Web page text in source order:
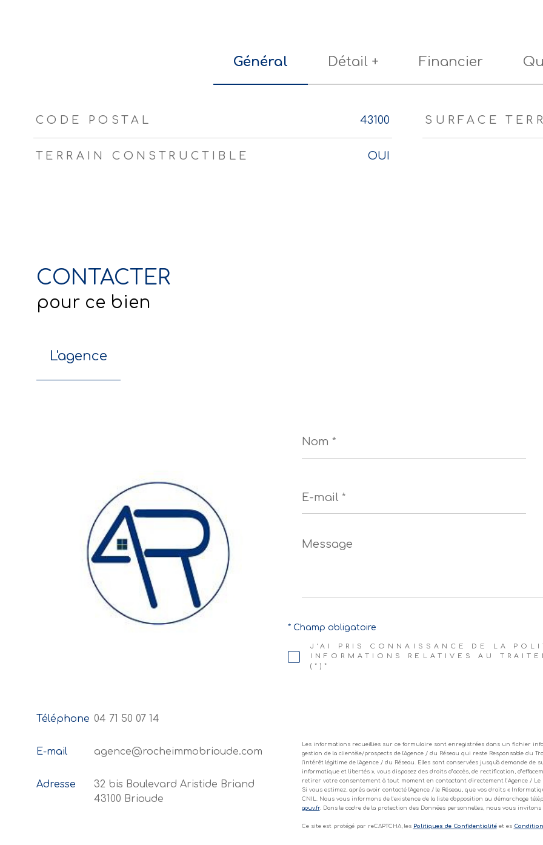
Général Détail + Financier
TRAD_ZEPHYR_Caracteristique
CODE POSTAL 43100 SURFACE
TERRAIN CONSTRUCTIBLE OUI
CONTACTER
pour ce bien
L'agence
Téléphone 04 71 50 07 14
E-mail agence@rocheimmobrioude.com
Adresse
32 bis Boulevard Aristide Briand
43100 Brioude
*
mail
*
Message
*
J'AI PRIS CONNAISSANCE DE LA
INFORMATIONS RELATIVES AU
(*)*
* Champ obligatoire
Les informations recueillies sur ce formulaire sont enregistrées dans un fichier
gestion de la clientèle/prospects de l'Agence / du Réseau qui reste Responsable du
l'intérêt légitime de l'Agence / du Réseau. Elles sont conservées jusqu'à demande de
informatique et libertés », vous disposez des droits d’accès, de rectification,
retirer votre consentement à tout moment en contactant directement l’Agence / Le
Si vous estimez, après avoir contacté l'Agence / le Réseau, que vos droits «
CNIL. Nous vous informons de l’existence de la liste d'opposition au démarchage
gouv.fr. Dans le cadre de la protection des Données personnelles, nous vous
Ce site est protégé par reCAPTCHA, les Politiques de Confidentialitéet es